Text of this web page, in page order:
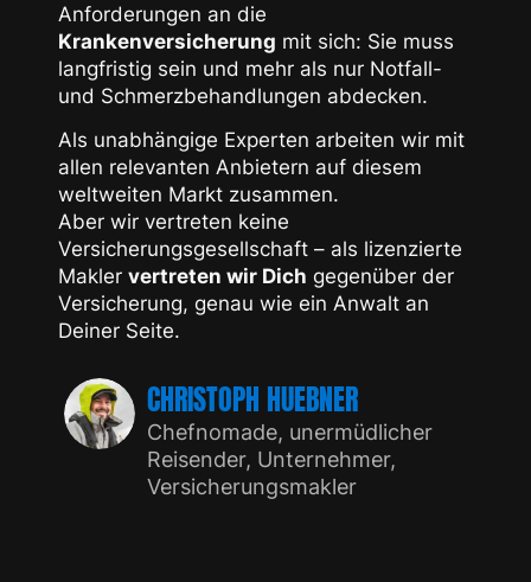
Anforderungen an die
Krankenversicherung mit sich: Sie muss
langfristig sein und mehr als nur Notfall-
und Schmerzbehandlungen abdecken.
Als unabhängige Experten arbeiten wir mit
allen relevanten Anbietern auf diesem
weltweiten Markt zusammen.
Aber wir vertreten keine
Versicherungsgesellschaft – als lizenzierte
Makler vertreten wir Dich gegenüber der
Versicherung, genau wie ein Anwalt an
Deiner Seite.
CHRISTOPH HUEBNER
Chefnomade, unermüdlicher
Reisender, Unternehmer,
Versicherungsmakler